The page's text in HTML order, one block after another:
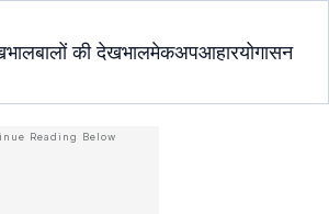
बालों की देखभालमेकअपआहारयोगासन